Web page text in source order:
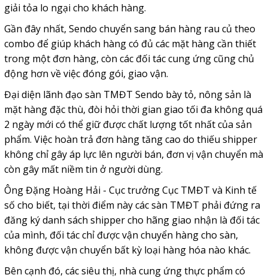
giải tỏa lo ngại cho khách hàng.
Gần đây nhất, Sendo chuyển sang bán hàng rau củ theo
combo để giúp khách hàng có đủ các mặt hàng cần thiết
trong một đơn hàng, còn các đối tác cung ứng cũng chủ
động hơn về việc đóng gói, giao vận.
Đại diện lãnh đạo sàn TMĐT Sendo bày tỏ, nông sản là
mặt hàng đặc thù, đòi hỏi thời gian giao tối đa không quá
2 ngày mới có thể giữ được chất lượng tốt nhất của sản
phẩm. Việc hoàn trả đơn hàng tăng cao do thiếu shipper
không chỉ gây áp lực lên người bán, đơn vị vận chuyển mà
còn gây mất niềm tin ở người dùng.
Ông Đặng Hoàng Hải - Cục trưởng Cục TMĐT và Kinh tế
số cho biết, tại thời điểm này các sàn TMĐT phải đứng ra
đăng ký danh sách shipper cho hãng giao nhận là đối tác
của mình, đối tác chỉ được vận chuyển hàng cho sàn,
không được vận chuyển bất kỳ loại hàng hóa nào khác.
Bên cạnh đó, các siêu thị, nhà cung ứng thực phẩm có